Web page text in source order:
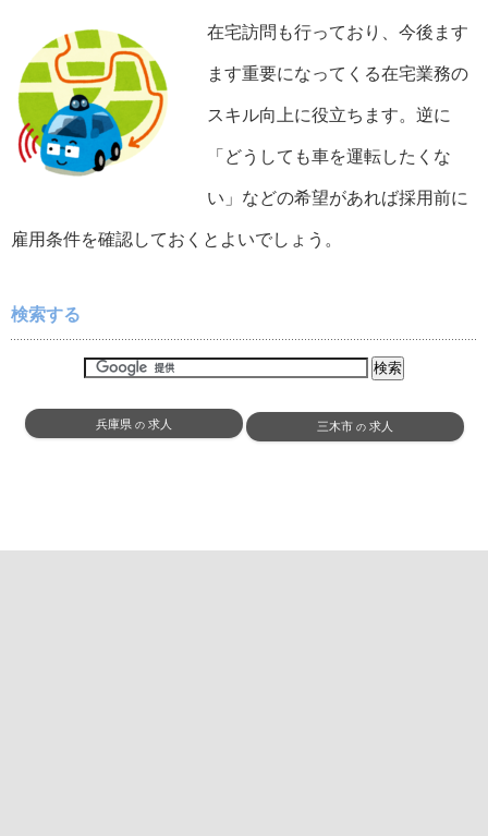
在宅訪問も行っており、今後ます
ます重要になってくる在宅業務の
スキル向上に役立ちます。逆に
「どうしても車を運転したくな
い」などの希望があれば採用前に
雇用条件を確認しておくとよいでしょう。
検索する
兵庫県の 求人 三木市の 求人